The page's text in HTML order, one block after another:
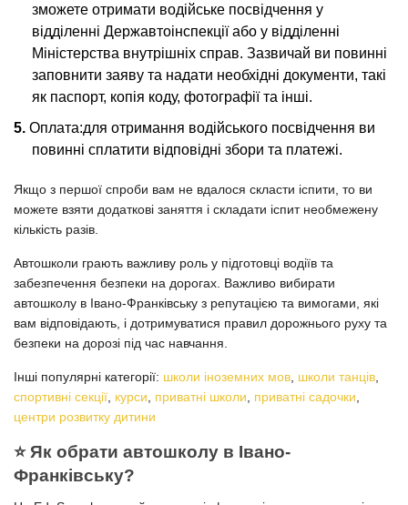
зможете отримати водійське посвідчення у
відділенні Державтоінспекції або у відділенні
Міністерства внутрішніх справ. Зазвичай ви повинні
заповнити заяву та надати необхідні документи, такі
як паспорт, копія коду, фотографії та інші.
Оплата:для отримання водійського посвідчення ви
повинні сплатити відповідні збори та платежі.
Якщо з першої спроби вам не вдалося скласти іспити, то ви
можете взяти додаткові заняття і складати іспит необмежену
кількість разів.
Автошколи грають важливу роль у підготовці водіїв та
забезпечення безпеки на дорогах. Важливо вибирати
автошколу в Івано-Франківську з репутацією та вимогами, які
вам відповідають, і дотримуватися правил дорожнього руху та
безпеки на дорозі під час навчання.
Інші популярні категорії: школи іноземних мов школи танців
спортивні секції курси приватні школи приватні садочки
центри розвитку дитини
⭐️ Як обрати автошколу в Івано-
Франківську?